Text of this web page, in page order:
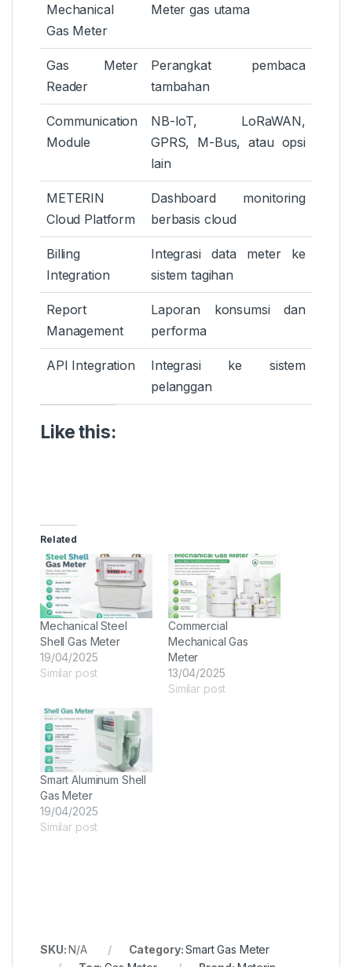
Mechanical
Gas Meter
Meter gas utama
Gas Meter
Reader
Perangkat pembaca
tambahan
Communication
Module
NB-IoT, LoRaWAN,
GPRS, M-Bus, atau opsi
lain
METERIN
Cloud Platform
Dashboard monitoring
berbasis cloud
Billing
Integration
Integrasi data meter ke
sistem tagihan
Report
Management
Laporan konsumsi dan
performa
API Integration
Integrasi ke sistem
pelanggan
Like this:
Related
Mechanical Steel
Shell Gas Meter
19/04/2025
Similar post
Commercial
Mechanical Gas
Meter
13/04/2025
Similar post
Smart Aluminum Shell
Gas Meter
19/04/2025
Similar post
SKU:N/A Category:Smart Gas Meter